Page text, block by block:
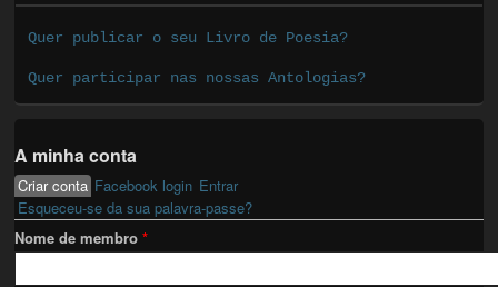
Quer publicar o seu Livro de Poesia?
Quer participar nas nossas Antologias?
A minha conta
Primary tabs
Criar conta (active tab)
Facebook login Entrar
Esqueceu-se da sua palavra-passe?
Nome de membro*